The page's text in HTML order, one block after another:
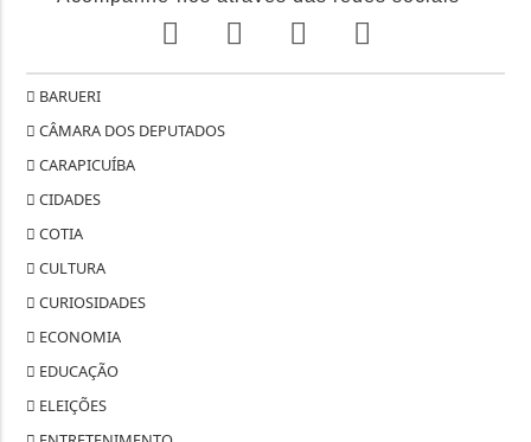
BARUERI
CÂMARA DOS DEPUTADOS
CARAPICUÍBA
CIDADES
COTIA
CULTURA
CURIOSIDADES
ECONOMIA
EDUCAÇÃO
ELEIÇÕES